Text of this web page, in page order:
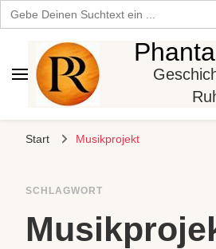
Search
for:
Start Musikprojekt
SCHLAGWORT